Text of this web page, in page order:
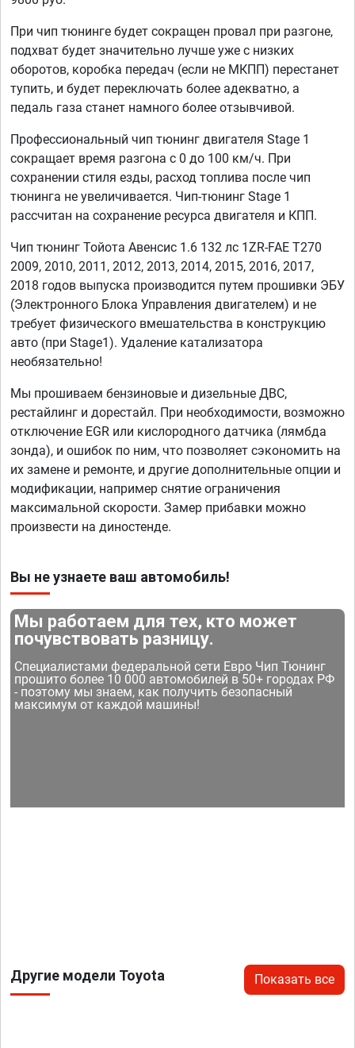
При чип тюнинге будет сокращен провал при разгоне,
подхват будет значительно лучше уже с низких
оборотов, коробка передач (если не МКПП) перестанет
тупить, и будет переключать более адекватно, а
педаль газа станет намного более отзывчивой.
Профессиональный чип тюнинг двигателя Stage 1
сокращает время разгона с 0 до 100 км/ч. При
сохранении стиля езды, расход топлива после чип
тюнинга не увеличивается. Чип-тюнинг Stage 1
рассчитан на сохранение ресурса двигателя и КПП.
Чип тюнинг Тойота Авенсис 1.6 132 лс 1ZR-FAE T270
2009, 2010, 2011, 2012, 2013, 2014, 2015, 2016, 2017,
2018 годов выпуска производится путем прошивки ЭБУ
(Электронного Блока Управления двигателем) и не
требует физического вмешательства в конструкцию
авто (при Stage1). Удаление катализатора
необязательно!
Мы прошиваем бензиновые и дизельные ДВС,
рестайлинг и дорестайл. При необходимости, возможно
отключение EGR или кислородного датчика (лямбда
зонда), и ошибок по ним, что позволяет сэкономить на
их замене и ремонте, и другие дополнительные опции и
модификации, например снятие ограничения
максимальной скорости. Замер прибавки можно
произвести на диностенде.
Вы не узнаете ваш автомобиль!
Мы работаем для тех, кто может
почувствовать разницу.
Специалистами федеральной сети Евро Чип Тюнинг
прошито более 10 000 автомобилей в 50+ городах РФ
- поэтому мы знаем, как получить безопасный
максимум от каждой машины!
Другие модели Toyota Показать все